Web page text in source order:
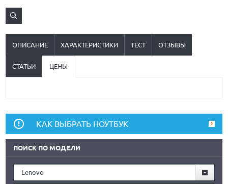
ОПИСАНИЕ ХАРАКТЕРИСТИКИ ТЕСТ ОТЗЫВЫ
СТАТЬИ ЦЕНЫ
КАК ВЫБРАТЬ НОУТБУК
ПОИСК ПО МОДЕЛИ
Lenovo